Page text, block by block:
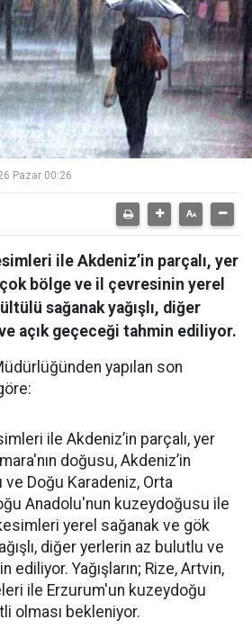
Pazar 00:26
ile Akdeniz’in parçalı, yer
bölge ve il çevresinin yerel
sağanak yağışlı, diğer
açık geçeceği tahmin ediliyor.
yapılan son
ile Akdeniz’in parçalı, yer
doğusu, Akdeniz’in
ve Doğu Karadeniz, Orta
Anadolu'nun kuzeydoğusu ile
yerel sağanak ve gök
diğer yerlerin az bulutlu ve
ediliyor. Yağışların; Rize, Artvin,
ile Erzurum'un kuzeydoğu
olması bekleniyor.